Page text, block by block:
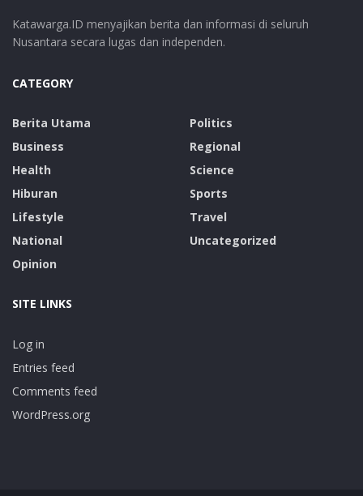
Katawarga.ID menyajikan berita dan informasi di seluruh
Nusantara secara lugas dan independen.
CATEGORY
Berita Utama
Business
Health
Hiburan
Lifestyle
National
Opinion
Politics
Regional
Science
Sports
Travel
Uncategorized
SITE LINKS
Log in
Entries feed
Comments feed
WordPress.org